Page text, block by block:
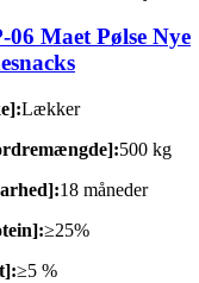
06 Maet Pølse Nye
Lækker
500 kg
18 måneder
≥25%
≥5 %